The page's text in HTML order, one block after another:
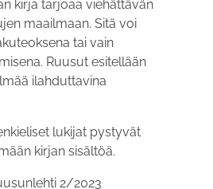
kirja tarjoaa viehättävän
maailmaan. Sitä voi
tai vain
Ruusut esitellään
ilahduttavina
lukijat pystyvät
kirjan sisältöä.
2/2023